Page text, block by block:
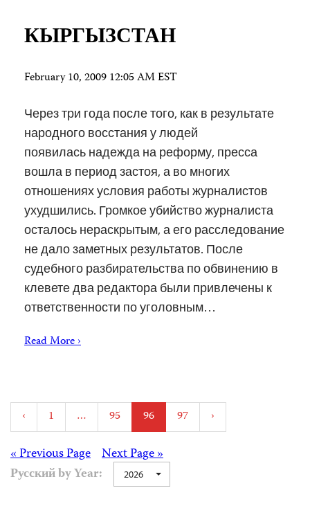
КЫРГЫЗСТАН
February 10, 2009 12:05 AM EST
Через три года после того, как в результате
народного восстания у людей
появилась надежда на реформу, пресса
вошла в период застоя, а во многих
отношениях условия работы журналистов
ухудшились. Громкое убийство журналиста
осталось нераскрытым, а его расследование
не дало заметных результатов. После
судебного разбирательства по обвинению в
клевете два редактора были привлечены к
ответственности по уголовным…
Read More ›
Posts
pagination
‹ 1 … 95 96 97 ›
Posts
navigation
Next Page »
« Previous Page
Русский by Year:
2026